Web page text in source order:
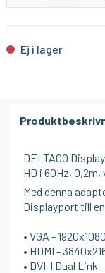
Ej i lager
DELTACO
HD i 60Hz, 0,2m,
Med denna
Displayport till en
• VGA -
• HDMI -
• DVI-I Dual Link